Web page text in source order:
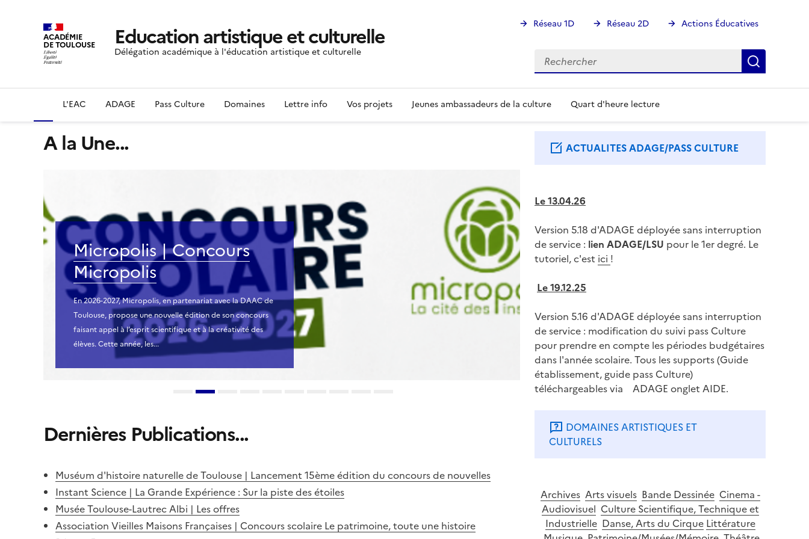
ACADÉMIE
DE TOULOUSE Education artistique et culturelle
Délégation académique à l'éducation artistique et culturelle
Réseau 1D Réseau 2D Actions Éducatives
Rechercher
Rechercher
L'EAC ADAGE Pass Culture Domaines Lettre info Vos projets Jeunes ambassadeurs de la culture Quart d'heure lecture
A la Une...
Micropolis | Concours
Micropolis
En 2026-2027, Micropolis, en partenariat avec la DAAC de
Toulouse, propose une nouvelle édition de son concours
faisant appel à l’esprit scientifique et à la créativité des
élèves. Cette année, les...
Musée Ingres Bourdelle |
juillet au 8 novembre
Dernières Publications...
Muséum d'histoire naturelle de Toulouse | Lancement 15ème édition du concours de nouvelles
Instant Science | La Grande Expérience : Sur la piste des étoiles
Musée Toulouse-Lautrec Albi | Les offres
Association Vieilles Maisons Françaises | Concours scolaire Le patrimoine, toute une histoire
ACTUALITES ADAGE/PASS CULTURE
Le 13.04.26
Version 5.18 d'ADAGE déployée sans interruption
de service : lien ADAGE/LSU pour le 1er degré. Le
tutoriel, c'est ici !
Le 19.12.25
Version 5.16 d'ADAGE déployée sans interruption
de service : modification du suivi pass Culture
pour prendre en compte les périodes budgétaires
dans l'année scolaire. Tous les supports (Guide
établissement, guide pass Culture)
téléchargeables via ADAGE onglet AIDE.
DOMAINES ARTISTIQUES ET
CULTURELS
Archives Arts visuels Bande Dessinée Cinema -
Audiovisuel Culture Scientifique, Technique et
Industrielle Danse, Arts du Cirque Littérature